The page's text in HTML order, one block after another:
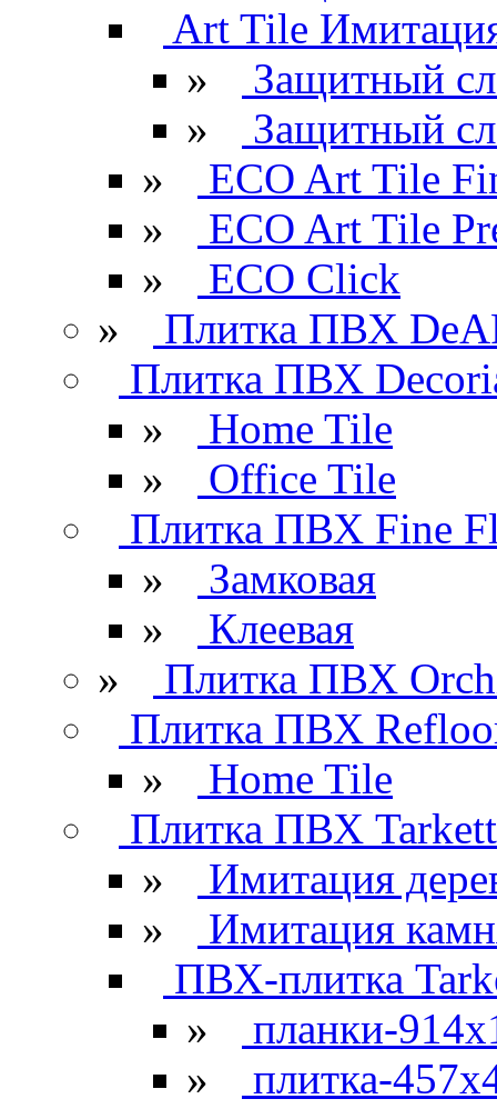
Art Tile
»
Защитный
»
Защитный
»
ECO Art Tile
»
ECO Art Tile
»
ECO Click
»
Плитка ПВХ
Плитка ПВХ
»
Home Tile
»
Office Tile
Плитка ПВХ Fine
»
Замковая
»
Клеевая
»
Плитка ПВХ
Плитка ПВХ
»
Home Tile
Плитка ПВХ Tarkett
»
Имитация
»
Имитация
ПВХ-плитка
»
планки-
»
плитка-